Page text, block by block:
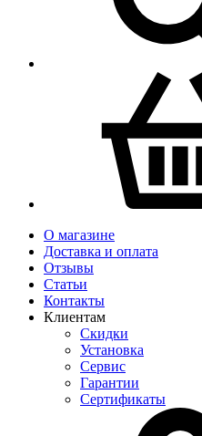
О магазине
Доставка и оплата
Отзывы
Статьи
Контакты
Клиентам
Скидки
Установка
Сервис
Гарантии
Сертификаты